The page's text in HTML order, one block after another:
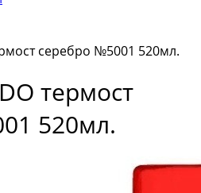
серебро №5001 520мл.
термост
520мл.